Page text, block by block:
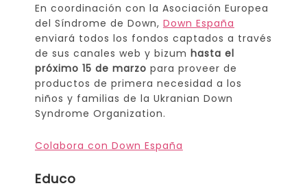
En coordinación con la Asociación Europea
del Síndrome de Down, Down España
enviará todos los fondos captados a través
de sus canales web y bizum hasta el
próximo 15 de marzo para proveer de
productos de primera necesidad a los
niños y familias de la Ukranian Down
Syndrome Organization.
Colabora con Down España
Educo